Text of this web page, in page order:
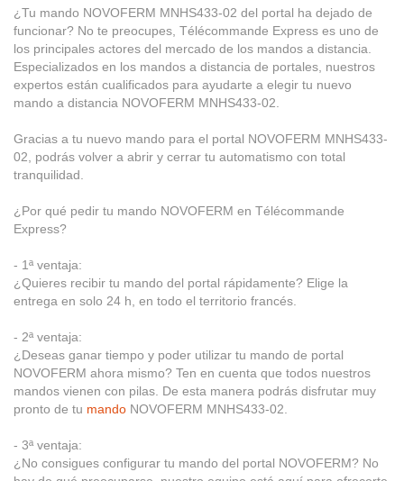
¿Tu mando NOVOFERM MNHS433-02 del portal ha dejado de
funcionar? No te preocupes, Télécommande Express es uno de
los principales actores del mercado de los mandos a distancia.
Especializados en los mandos a distancia de portales, nuestros
expertos están cualificados para ayudarte a elegir tu nuevo
mando a distancia NOVOFERM MNHS433-02.
Gracias a tu nuevo mando para el portal NOVOFERM MNHS433-
02, podrás volver a abrir y cerrar tu automatismo con total
tranquilidad.
¿Por qué pedir tu mando NOVOFERM en Télécommande
Express?
- 1ª ventaja:
¿Quieres recibir tu mando del portal rápidamente? Elige la
entrega en solo 24 h, en todo el territorio francés.
- 2ª ventaja:
¿Deseas ganar tiempo y poder utilizar tu mando de portal
NOVOFERM ahora mismo? Ten en cuenta que todos nuestros
mandos vienen con pilas. De esta manera podrás disfrutar muy
pronto de tu mando NOVOFERM MNHS433-02.
- 3ª ventaja:
¿No consigues configurar tu mando del portal NOVOFERM? No